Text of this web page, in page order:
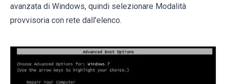
avanzata di Windows, quindi selezionare Modalità
provvisoria con rete dall'elenco.